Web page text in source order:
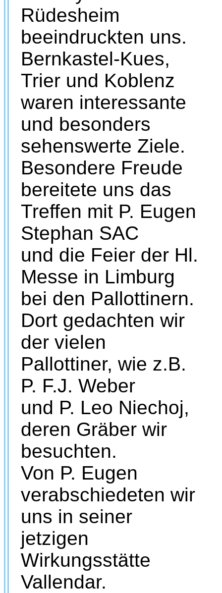
Rüdesheim
beeindruckten uns.
Bernkastel-Kues,
Trier und Koblenz
waren interessante
und besonders
sehenswerte Ziele.
Besondere Freude
bereitete uns das
Treffen mit P. Eugen
Stephan SAC
und die Feier der Hl.
Messe in Limburg
bei den Pallottinern.
Dort gedachten wir
der vielen
Pallottiner, wie z.B.
P. F.J. Weber
und P. Leo Niechoj,
deren Gräber wir
besuchten.
Von P. Eugen
verabschiedeten wir
uns in seiner
jetzigen
Wirkungsstätte
Vallendar.